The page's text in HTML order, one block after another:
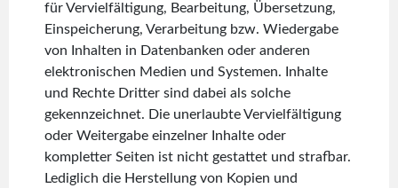
für Vervielfältigung, Bearbeitung, Übersetzung,
Einspeicherung, Verarbeitung bzw. Wiedergabe
von Inhalten in Datenbanken oder anderen
elektronischen Medien und Systemen. Inhalte
und Rechte Dritter sind dabei als solche
gekennzeichnet. Die unerlaubte Vervielfältigung
oder Weitergabe einzelner Inhalte oder
kompletter Seiten ist nicht gestattet und strafbar.
Lediglich die Herstellung von Kopien und